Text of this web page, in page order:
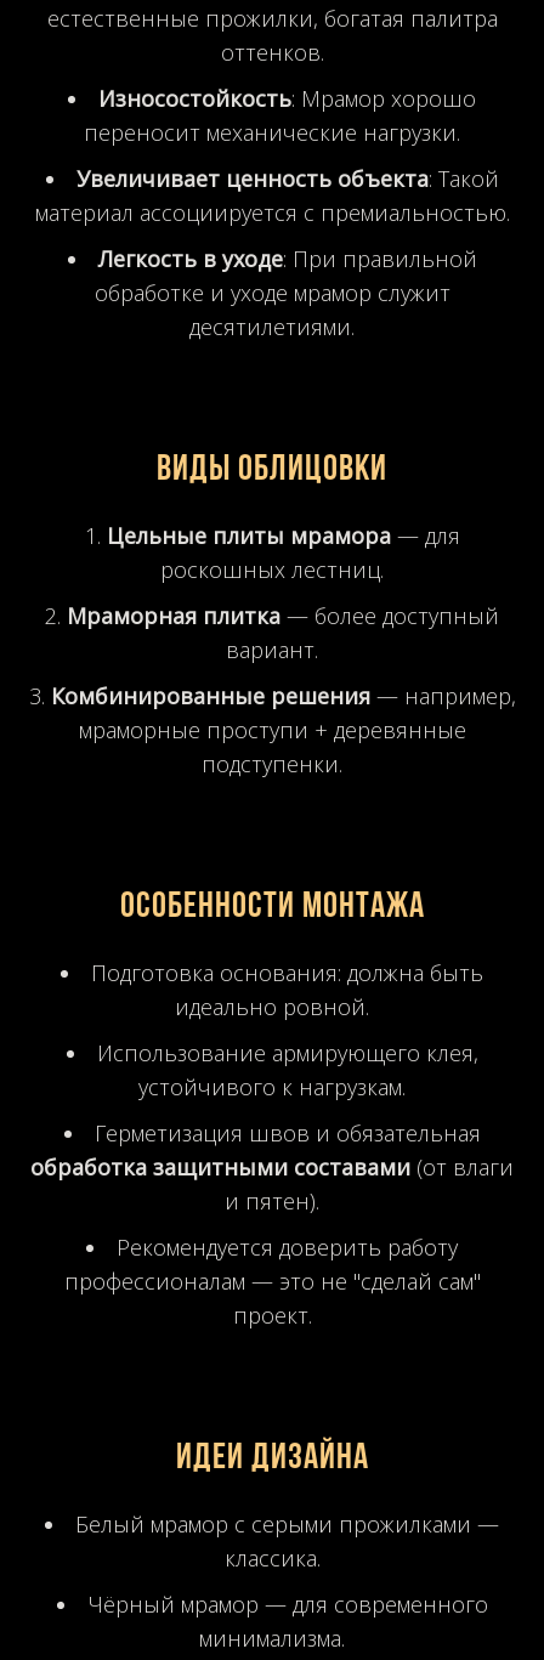
естественные прожилки, богатая палитра
оттенков.
Износостойкость: Мрамор хорошо
переносит механические нагрузки.
Увеличивает ценность объекта: Такой
материал ассоциируется с премиальностью.
Легкость в уходе: При правильной
обработке и уходе мрамор служит
десятилетиями.
Виды облицовки
Цельные плиты мрамора— для
роскошных лестниц.
Мраморная плитка — более доступный
вариант.
Комбинированные решения— например,
мраморные проступи + деревянные
подступенки.
Особенности монтажа
Подготовка основания: должна быть
идеально ровной.
Использование армирующего клея,
устойчивого к нагрузкам.
Герметизация швов и обязательная
обработка защитными составами (от влаги
и пятен).
Рекомендуется доверить работу
профессионалам — это не "сделай сам"
проект.
Идеи дизайна
Белый мрамор с серыми прожилками —
классика.
Чёрный мрамор — для современного
минимализма.